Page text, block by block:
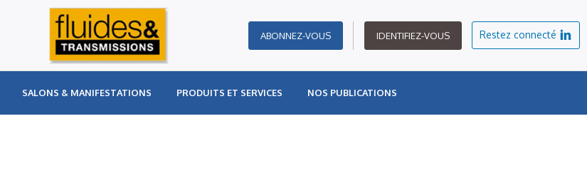
ABONNEZ-VOUS IDENTIFIEZ-VOUS Restez connecté
SALONS & MANIFESTATIONS PRODUITS ET SERVICES NOS PUBLICATIONS